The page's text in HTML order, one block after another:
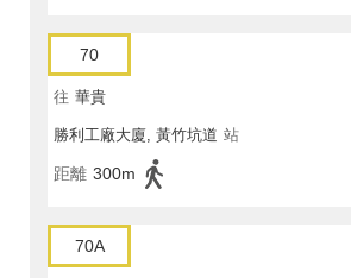
70
往 華貴
勝利工廠大廈, 黃竹坑道 站
距離 300m
70A